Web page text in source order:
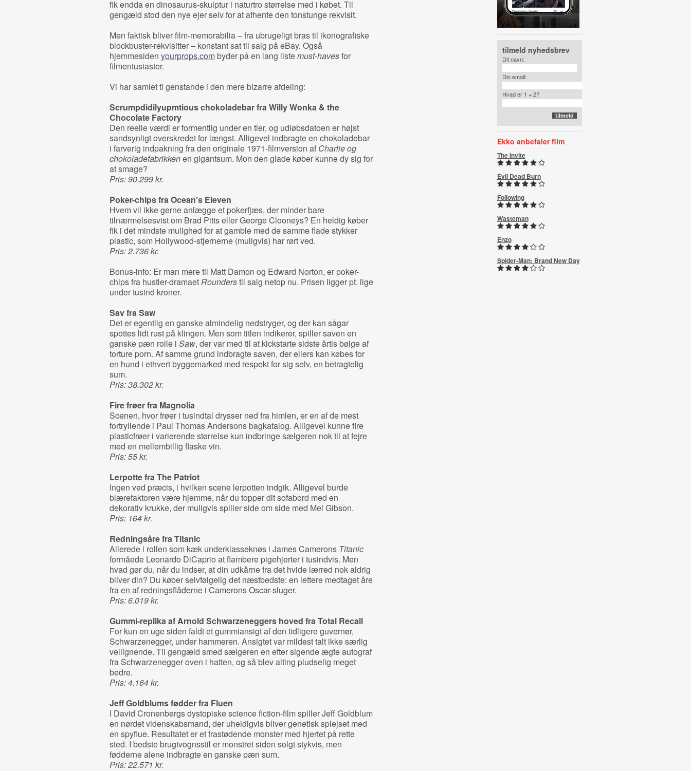
fik endda en dinosaurus-skulptur i naturtro størrelse med i købet. Til
gengæld stod den nye ejer selv for at afhente den tonstunge rekvisit.
Men faktisk bliver film-memorabilia – fra ubrugeligt bras til ikonografiske
blockbuster-rekvisitter – konstant sat til salg på eBay. Også
hjemmesiden yourprops.combyder på en lang listemust-havesfor
filmentusiaster.
Vi har samlet ti genstande i den mere bizarre afdeling:
Scrumpdidilyupmtious chokoladebar fraWilly Wonka & the
Chocolate Factory
Den reelle værdi er formentlig under en tier, og udløbsdatoen er højst
sandsynligt overskredet for længst. Alligevel indbragte en chokoladebar
i farverig indpakning fra den originale 1971-filmversion af Charlie og
chokoladefabrikkenen gigantsum. Mon den glade køber kunne dy sig for
at smage?
Pris: 90.299 kr.
Poker-chips fraOcean’s Eleven
Hvem vil ikke gerne anlægge et pokerfjæs, der minder bare
tilnærmelsesvist om Brad Pitts eller George Clooneys? En heldig køber
fik i det mindste mulighed for at gamble med de samme flade stykker
plastic, som Hollywood-stjernerne (muligvis) har rørt ved.
Pris: 2.736 kr.
Bonus-info: Er man mere til Matt Damon og Edward Norton, er poker-
chips fra hustler-dramaetRounderstil salg netop nu. Prisen ligger pt. lige
under tusind kroner.
Sav fraSaw
Det er egentlig en ganske almindelig nedstryger, og der kan sågar
spottes lidt rust på klingen. Men som titlen indikerer, spiller saven en
ganske pæn rolle i Saw, der var med til at kickstarte sidste årtis bølge af
torture porn. Af samme grund indbragte saven, der ellers kan købes for
en hund i ethvert byggemarked med respekt for sig selv, en betragtelig
sum.
Pris: 38.302 kr.
Fire frøer fra Magnolia
Scenen, hvor frøer i tusindtal drysser ned fra himlen, er en af de mest
fortryllende i Paul Thomas Andersons bagkatalog. Alligevel kunne fire
plasticfrøer i varierende størrelse kun indbringe sælgeren nok til at fejre
med en mellembillig flaske vin.
Pris: 55 kr.
Lerpotte fraThe Patriot
Ingen ved præcis, i hvilken scene lerpotten indgik. Alligevel burde
blærefaktoren være hjemme, når du topper dit sofabord med en
dekorativ krukke, der muligvis spiller side om side med Mel Gibson.
Pris: 164 kr.
Redningsåre fraTitanic
Allerede i rollen som kæk underklasseknøs i James Camerons Titanic
formåede Leonardo DiCaprio at flambere pigehjerter i tusindvis. Men
hvad gør du, når du indser, at din udkårne fra det hvide lærred nok aldrig
bliver din? Du køber selvfølgelig det næstbedste: en lettere medtaget åre
fra en af redningsflåderne i Camerons Oscar-sluger.
Pris: 6.019 kr.
Gummi-replika af Arnold Schwarzeneggers hoved fraTotal Recall
For kun en uge siden faldt et gummiansigt af den tidligere guvernør,
Schwarzenegger, under hammeren. Ansigtet var mildest talt ikke særlig
vellignende. Til gengæld smed sælgeren en efter sigende ægte autograf
fra Schwarzenegger oven i hatten, og så blev alting pludselig meget
bedre.
Pris: 4.164 kr.
Jeff Goldblums fødder fra Fluen
I David Cronenbergs dystopiske science fiction-film spiller Jeff Goldblum
en nørdet videnskabsmand, der uheldigvis bliver genetisk splejset med
en spyflue. Resultatet er et frastødende monster med hjertet på rette
sted. I bedste brugtvognsstil er monstret siden solgt stykvis, men
fødderne alene indbragte en ganske pæn sum.
Pris: 22.571 kr.
tilmeld nyhedsbrev
Dit navn:
Din email:
Hvad er 1 + 2?
Ekko anbefaler film
The Invite
Evil Dead Burn
Following
Wasteman
Enzo
Spider-Man: Brand New Day